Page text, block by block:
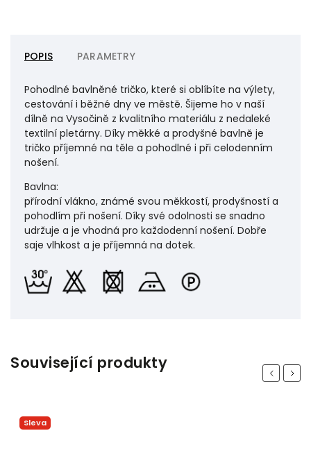
POPIS PARAMETRY
Pohodlné bavlněné tričko, které si oblíbíte na výlety,
cestování i běžné dny ve městě. Šijeme ho v naší
dílně na Vysočině z kvalitního materiálu z nedaleké
textilní pletárny. Díky měkké a prodyšné bavlně je
tričko příjemné na těle a pohodlné i při celodenním
nošení.
Bavlna:
přírodní vlákno, známé svou měkkostí, prodyšností a
pohodlím při nošení. Díky své odolnosti se snadno
udržuje a je vhodná pro každodenní nošení. Dobře
saje vlhkost a je příjemná na dotek.
Související produkty Previous
Sleva
Next